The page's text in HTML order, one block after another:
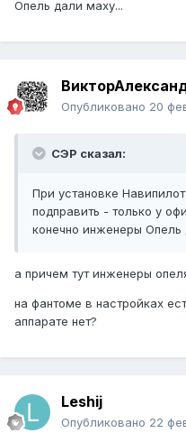
Опель дали маху...
Опубликовано 20
СЭР сказал:
При установке
подправить - только у
конечно инженеры Опель
а причем тут инженеры
на фантоме в настройках
аппарате нет?
Leshij
Опубликовано 22